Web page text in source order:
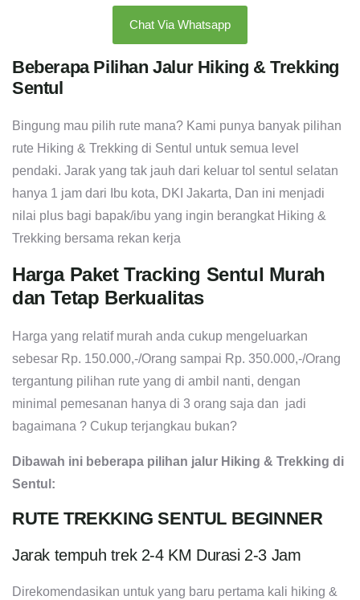
Chat Via Whatsapp
Beberapa Pilihan Jalur Hiking & Trekking
Sentul
Bingung mau pilih rute mana? Kami punya banyak pilihan
rute Hiking & Trekking di Sentul untuk semua level
pendaki. Jarak yang tak jauh dari keluar tol sentul selatan
hanya 1 jam dari Ibu kota, DKI Jakarta, Dan ini menjadi
nilai plus bagi bapak/ibu yang ingin berangkat Hiking &
Trekking bersama rekan kerja
Harga Paket Tracking Sentul Murah
dan Tetap Berkualitas
Harga yang relatif murah anda cukup mengeluarkan
sebesar Rp. 150.000,-/Orang sampai Rp. 350.000,-/Orang
tergantung pilihan rute yang di ambil nanti, dengan
minimal pemesanan hanya di 3 orang saja dan jadi
bagaimana ? Cukup terjangkau bukan?
Dibawah ini beberapa pilihan jalur Hiking & Trekking di
Sentul:
RUTE TREKKING SENTUL BEGINNER
Jarak tempuh trek 2-4 KM Durasi 2-3 Jam
Direkomendasikan untuk yang baru pertama kali hiking &